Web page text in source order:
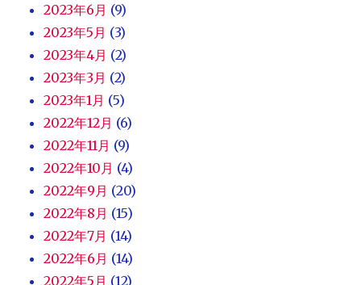
2023年6月 (9)
2023年5月 (3)
2023年4月 (2)
2023年3月 (2)
2023年1月 (5)
2022年12月 (6)
2022年11月 (9)
2022年10月 (4)
2022年9月 (20)
2022年8月 (15)
2022年7月 (14)
2022年6月 (14)
2022年5月 (12)